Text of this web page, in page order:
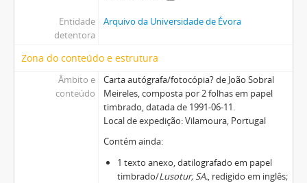
Entidade
detentora
Arquivo da Universidade de Évora
Zona do conteúdo e estrutura
Âmbito e
conteúdo
Carta autógrafa/fotocópia? de João Sobral
Meireles, composta por 2 folhas em papel
timbrado, datada de 1991-06-11.
Local de expedição: Vilamoura, Portugal
Contém ainda:
1 texto anexo, datilografado em papel
timbrado/Lusotur, SA., redigido em inglês;